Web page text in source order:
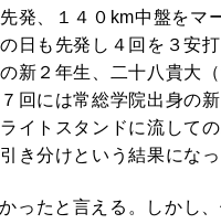
発、１４０km中盤をマ
日も先発し４回を３安
新２年生、二十八貴大
回には常総学院出身の
イトスタンドに流して
き分けという結果になっ
たと言える。しかし、